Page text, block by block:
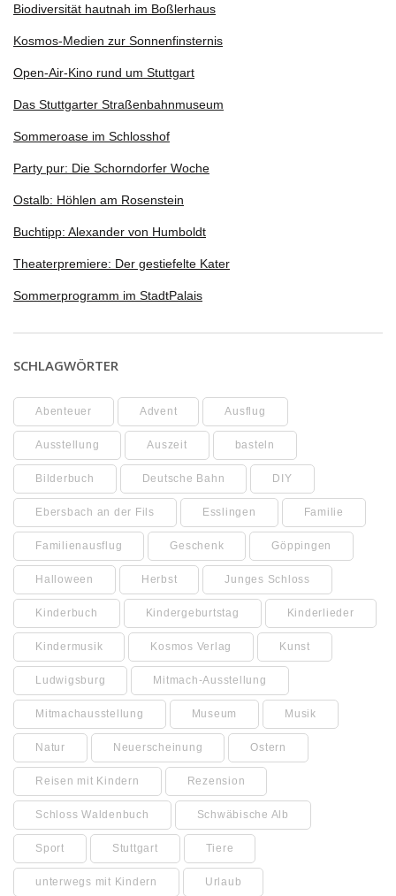
Biodiversität hautnah im Boßlerhaus
Kosmos-Medien zur Sonnenfinsternis
Open-Air-Kino rund um Stuttgart
Das Stuttgarter Straßenbahnmuseum
Sommeroase im Schlosshof
Party pur: Die Schorndorfer Woche
Ostalb: Höhlen am Rosenstein
Buchtipp: Alexander von Humboldt
Theaterpremiere: Der gestiefelte Kater
Sommerprogramm im StadtPalais
SCHLAGWÖRTER
Abenteuer Advent Ausflug
Ausstellung Auszeit basteln
Bilderbuch Deutsche Bahn DIY
Ebersbach an der Fils Esslingen Familie
Familienausflug Geschenk Göppingen
Halloween Herbst Junges Schloss
Kinderbuch Kindergeburtstag Kinderlieder
Kindermusik Kosmos Verlag Kunst
Ludwigsburg Mitmach-Ausstellung
Mitmachausstellung Museum Musik
Natur Neuerscheinung Ostern
Reisen mit Kindern Rezension
Schloss Waldenbuch Schwäbische Alb
Sport Stuttgart Tiere
unterwegs mit Kindern Urlaub